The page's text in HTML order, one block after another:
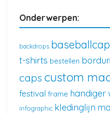
Onderwerpen:
backdrops
t-shirts bestellen
caps custom
festival frame handiger
infographic kledinglijn